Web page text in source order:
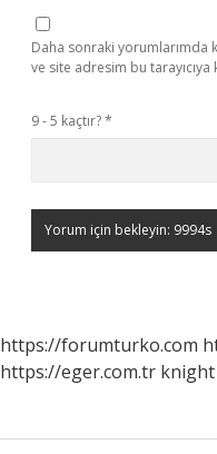
Daha sonraki yorumlarımda
ve site adresim bu tarayıcıya
9 - 5 kaçtır?*
https://forumturko.com
https://eger.com.tr